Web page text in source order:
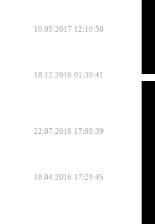
10.05.2017 12:10:50
18.12.2016 01:30:41
22.07.2016 17:08:39
18.04.2016 17:29:45